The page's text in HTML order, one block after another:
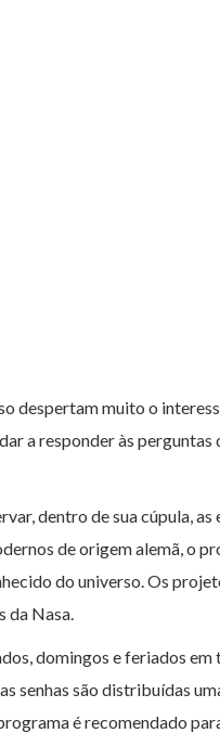
despertam muito o
a responder às perguntas
dentro de sua cúpula,
de origem alemã, o
do universo. Os
da Nasa.
domingos e feriados
senhas são distribuídas
é recomendado